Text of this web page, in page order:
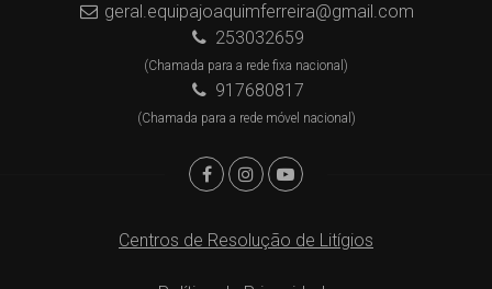
geral.equipajoaquimferreira@gmail.com
253032659
(Chamada para a rede fixa nacional)
917680817
(Chamada para a rede móvel nacional)
Centros de Resolução de Litígios